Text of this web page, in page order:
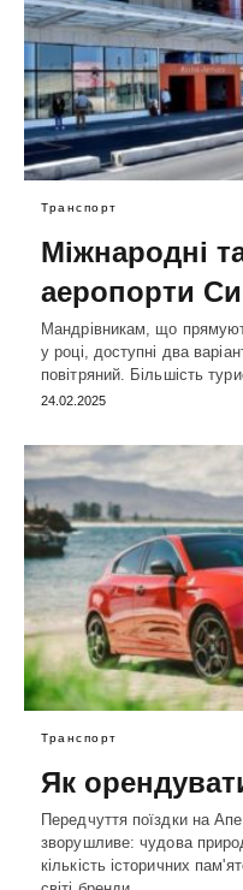
Транспорт
Міжнародні
аеропорти
Мандрівникам, що
у році, доступні два
повітряний. Більшість
24.02.2025
Транспорт
Як
Передчуття поїздки на
зворушливе: чудова
кількість історичних